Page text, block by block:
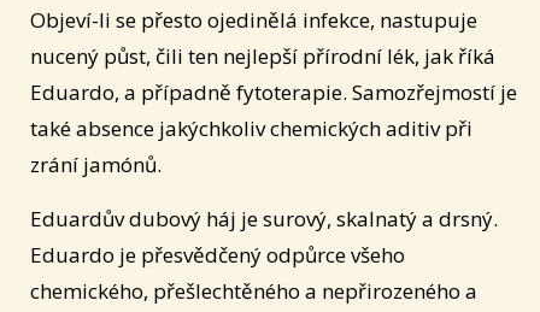
Objeví-li se přesto ojedinělá infekce, nastupuje
nucený půst, čili ten nejlepší přírodní lék, jak říká
Eduardo, a případně fytoterapie. Samozřejmostí je
také absence jakýchkoliv chemických aditiv při
zrání jamónů.
Eduardův dubový háj je surový, skalnatý a drsný.
Eduardo je přesvědčený odpůrce všeho
chemického, přešlechtěného a nepřirozeného a